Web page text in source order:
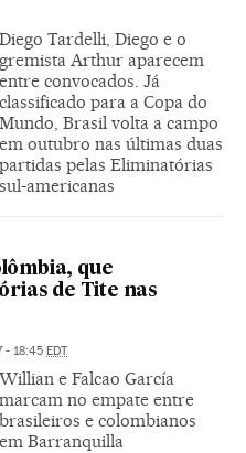
Diego Tardelli, Diego e o
gremista Arthur aparecem
entre convocados. Já
classificado para a Copa do
Mundo, Brasil volta a campo
em outubro nas últimas duas
partidas pelas Eliminatórias
sul-americanas
que
de Tite nas
- 18:45 EDT
Willian e Falcao García
marcam no empate entre
brasileiros e colombianos
em Barranquilla